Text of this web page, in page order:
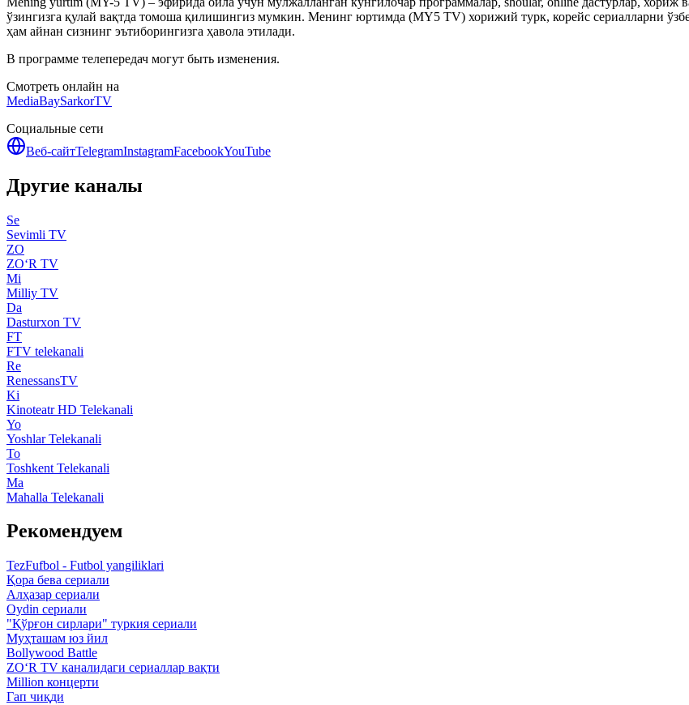
ўзингизга қулай вақтда томоша қилишингиз мумкин. Менинг юртимда (MY5 TV) хорижий турк, корейс сериалларни
ҳам айнан сизнинг эътиборингизга ҳавола этилади.
В программе телепередач могут быть изменения.
Смотреть онлайн на
MediaBaySarkorTV
Социальные сети
Веб-сайтTelegramInstagramFacebookYouTube
Другие каналы
Se
Sevimli TV
ZO
ZO‘R TV
Mi
Milliy TV
Da
Dasturxon TV
FT
FTV telekanali
Re
RenessansTV
Ki
Kinoteatr HD Telekanali
Yo
Yoshlar Telekanali
To
Toshkent Telekanali
Ma
Mahalla Telekanali
Рекомендуем
TezFufbol - Futbol yangiliklari
Қора бева сериали
Алҳазар сериали
Oydin сериали
"Қўрғон сирлари" туркия сериали
Муҳташам юз йил
Bollywood Battle
ZO‘R TV каналидаги сериаллар вақти
Million концерти
Гап чиқди